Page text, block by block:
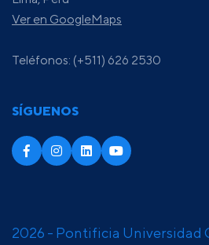
Ver en GoogleMaps
Teléfonos: (+511) 626 2530
SÍGUENOS
2026 - Pontificia Universidad